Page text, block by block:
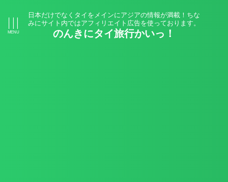
日本だけでなくタイをメインにアジアの情報が満載！ちな
みにサイト内ではアフィリエイト広告を使っております。
のんきにタイ旅行かいっ！